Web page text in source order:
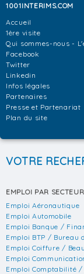
1001INTERIMS.COM
Accueil
1ère visite
Qui sommes-nous -
Facebook
Twitter
Linkedin
Infos légales
Partenaires
Presse et Partenariat
Plan du site
VOTRE
EMPLOI PAR SECTEUR
Emploi Aéronautique
Emploi Automobile
Emploi Banque /
Emploi BTP / Bureau
Emploi Coiffure /
Emploi
Emploi Comptabilité